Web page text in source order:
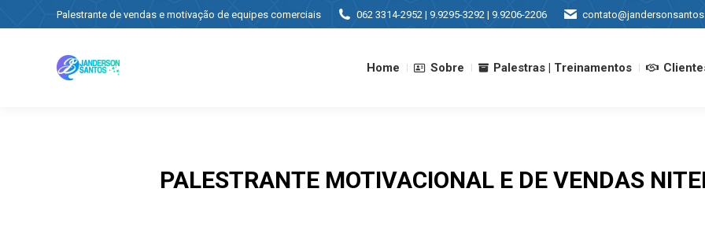
Palestrante de vendas e motivação de equipes comerciais 062 3314-2952 | 9.9295-3292 | 9.9206-2206
Home Sobre Palestras | Treinamentos
PALESTRANTE MOTIVACIONAL E DE VENDAS
Palestras | Treinamentos